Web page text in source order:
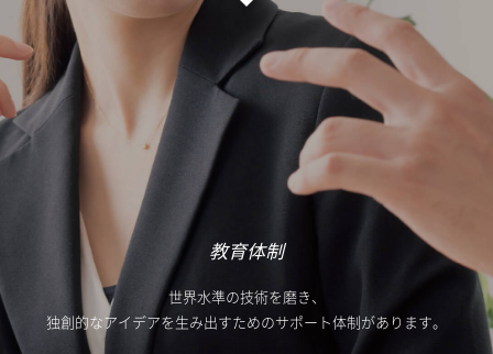
教育体制
世界水準の技術を磨き、
独創的なアイデアを生み出すためのサポート体制があります。